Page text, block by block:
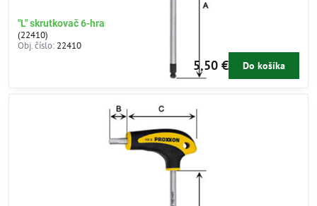
"L" skrutkovač 6-hran 5mm
(22410)
Obj. číslo: 22410
5,50 € Do košíka